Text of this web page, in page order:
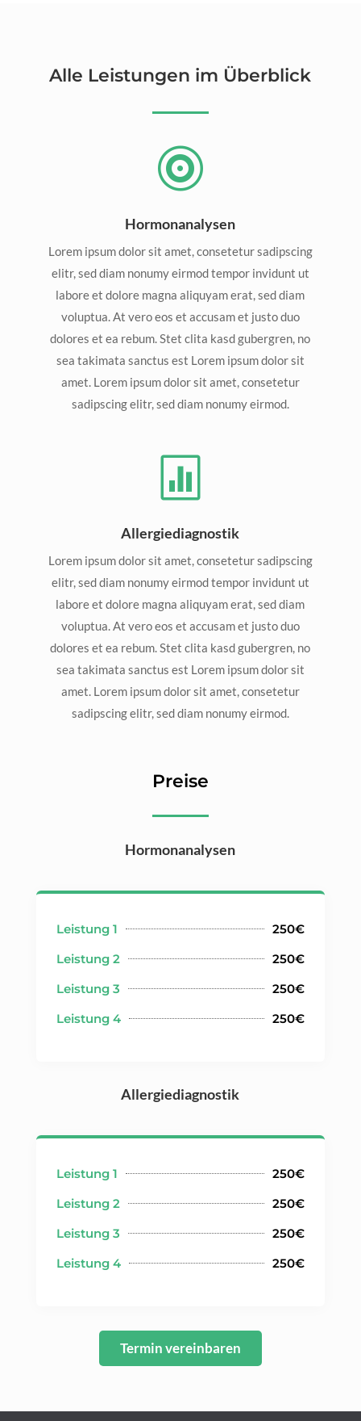
Alle Leistungen im Überblick

Hormonanalysen
Lorem ipsum dolor sit amet, consetetur sadipscing
elitr, sed diam nonumy eirmod tempor invidunt ut
labore et dolore magna aliquyam erat, sed diam
voluptua. At vero eos et accusam et justo duo
dolores et ea rebum. Stet clita kasd gubergren, no
sea takimata sanctus est Lorem ipsum dolor sit
amet. Lorem ipsum dolor sit amet, consetetur
sadipscing elitr, sed diam nonumy eirmod.

Allergiediagnostik
Lorem ipsum dolor sit amet, consetetur sadipscing
elitr, sed diam nonumy eirmod tempor invidunt ut
labore et dolore magna aliquyam erat, sed diam
voluptua. At vero eos et accusam et justo duo
dolores et ea rebum. Stet clita kasd gubergren, no
sea takimata sanctus est Lorem ipsum dolor sit
amet. Lorem ipsum dolor sit amet, consetetur
sadipscing elitr, sed diam nonumy eirmod.
Preise
Hormonanalysen
Leistung 1
250€
Leistung 2
250€
Leistung 3
250€
Leistung 4
250€
Allergiediagnostik
Leistung 1
250€
Leistung 2
250€
Leistung 3
250€
Leistung 4
250€
Termin vereinbaren